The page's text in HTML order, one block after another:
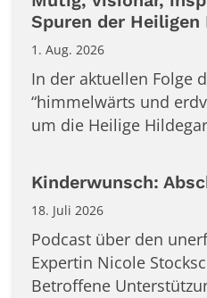
Spuren der Heiligen
1. Aug. 2026
In der aktuellen Folge
“himmelwärts und
um die Heilige
Kinderwunsch:
18. Juli 2026
Podcast über den
Expertin Nicole
Betroffene